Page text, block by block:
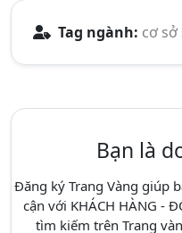
Tag ngành: cơ
Bạn là
Đăng ký Trang Vàng giúp
cận với KHÁCH HÀNG -
tìm kiếm trên Trang